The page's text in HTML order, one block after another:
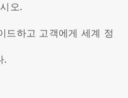
오.
드하고 고객에게 세계 정
.